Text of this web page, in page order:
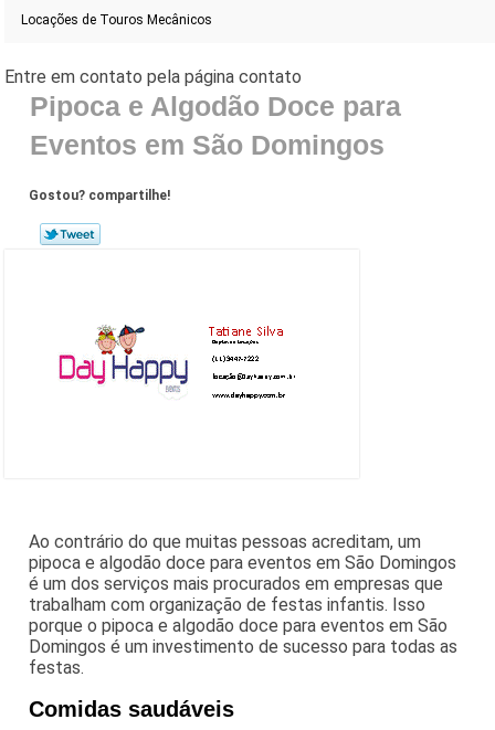
Locações de Touros Mecânicos
Pipoca e Algodão Doce para
Eventos em São Domingos
Gostou? compartilhe!
Ao contrário do que muitas pessoas acreditam, um
pipoca e algodão doce para eventos em São Domingos
é um dos serviços mais procurados em empresas que
trabalham com organização de festas infantis. Isso
porque o pipoca e algodão doce para eventos em São
Domingos é um investimento de sucesso para todas as
festas.
Comidas saudáveis